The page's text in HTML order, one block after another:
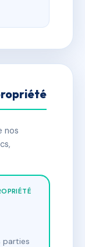
nos
parties